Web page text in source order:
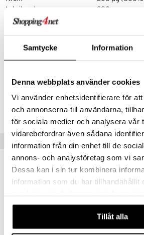
Samtycke Information
Denna webbplats använder cookies
Vi använder enhetsidentifierare för
och annonserna till användarna,
för sociala medier och analysera vår
vidarebefordrar även sådana
information från din enhet till de
annons- och analysföretag som vi
Dessa kan i sin tur kombinera
information som du har tillhandahållit
våra cookies vid fortsatt
Tillåt alla
Lakritsrot
200 mg
Rysk rot
* Dagligt referensintag (DRI)
HBHNE-R9-60
Lägsta pris senaste 30 dagarna: 166 kr
Populära
kampanj -25% kampanj